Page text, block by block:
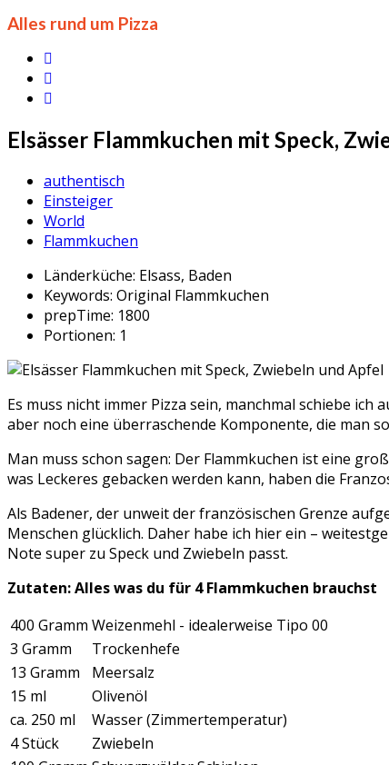
Alles rund um Pizza
Elsässer Flammkuchen mit Speck,
authentisch
Einsteiger
World
Flammkuchen
Länderküche: Elsass, Baden
Keywords: Original Flammkuchen
prepTime: 1800
Portionen: 1
Es muss nicht immer Pizza sein, manchmal schiebe ich
aber noch eine überraschende Komponente, die man
Man muss schon sagen: Der Flammkuchen ist eine
was Leckeres gebacken werden kann, haben die
Als Badener, der unweit der französischen Grenze
Menschen glücklich. Daher habe ich hier ein –
Note super zu Speck und Zwiebeln passt.
Zutaten: Alles was du für 4 Flammkuchen brauchst
400 Gramm Weizenmehl - idealerweise Tipo 00
3 Gramm
Trockenhefe
13 Gramm
Meersalz
15 ml
Olivenöl
ca. 250 ml
Wasser (Zimmertemperatur)
4 Stück
Zwiebeln